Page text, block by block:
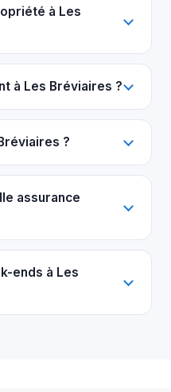
à Les
à Les Bréviaires ?
?
assurance
ends à Les